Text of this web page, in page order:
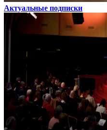
Актуальные подписки